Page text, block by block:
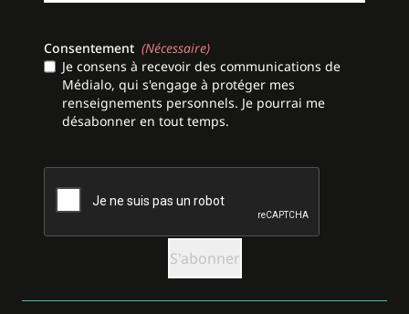
Consentement (Nécessaire)
Je consens à recevoir des communications de
Médialo, qui s'engage à protéger mes
renseignements personnels. Je pourrai me
désabonner en tout temps.
CAPTCHA